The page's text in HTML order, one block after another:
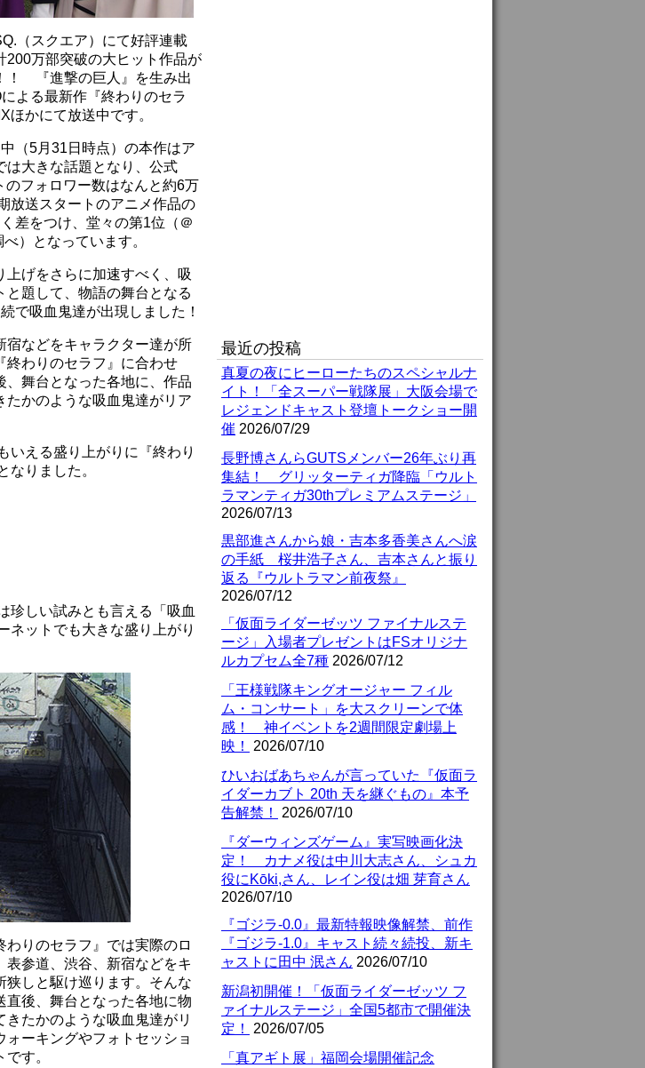
（スクエア）にて好評連載
200万部突破の大ヒット作品が
！ 『進撃の巨人』を生み出
よる最新作『終わりのセラ
ほかにて放送中です。
（5月31日時点）の本作はア
は大きな話題となり、公式
のフォロワー数はなんと約6万
放送スタートのアニメ作品の
差をつけ、堂々の第1位（＠
）となっています。
上げをさらに加速すべく、吸
と題して、物語の舞台となる
で吸血鬼達が出現しました！
宿などをキャラクター達が所
終わりのセラフ』に合わせ
、舞台となった各地に、作品
たかのような吸血鬼達がリア
いえる盛り上がりに『終わり
なりました。
珍しい試みとも言える「吸血
ネットでも大きな盛り上がり
わりのセラフ』では実際のロ
表参道、渋谷、新宿などをキ
狭しと駆け巡ります。そんな
直後、舞台となった各地に物
きたかのような吸血鬼達がリ
ォーキングやフォトセッショ
す。
最近の投稿
真夏の夜にヒーローたちのスペシャルナ
イト！「全スーパー戦隊展」大阪会場で
レジェンドキャスト登壇トークショー開
催 2026/07/29
長野博さんらGUTSメンバー26年ぶり再
集結！ グリッターティガ降臨「ウルト
ラマンティガ30thプレミアムステージ」
2026/07/13
黒部進さんから娘・吉本多香美さんへ涙
の手紙 桜井浩子さん、吉本さんと振り
返る『ウルトラマン前夜祭』
2026/07/12
「仮面ライダーゼッツ ファイナルステ
ージ」入場者プレゼントはFSオリジナ
ルカプセム全7種 2026/07/12
「王様戦隊キングオージャー フィル
ム・コンサート」を大スクリーンで体
感！ 神イベントを2週間限定劇場上
映！
2026/07/10
ひいおばあちゃんが言っていた『仮面ラ
イダーカブト 20th 天を継ぐもの』本予
告解禁！
2026/07/10
『ダーウィンズゲーム』実写映画化決
定！ カナメ役は中川大志さん、シュカ
役にKōki,さん、レイン役は畑 芽育さん
2026/07/10
『ゴジラ-0.0』最新特報映像解禁、前作
『ゴジラ-1.0』キャスト続々続投、新キ
ャストに田中 泯さん 2026/07/10
新潟初開催！「仮面ライダーゼッツ フ
ァイナルステージ」全国5都市で開催決
定！
2026/07/05
「真アギト展」福岡会場開催記念